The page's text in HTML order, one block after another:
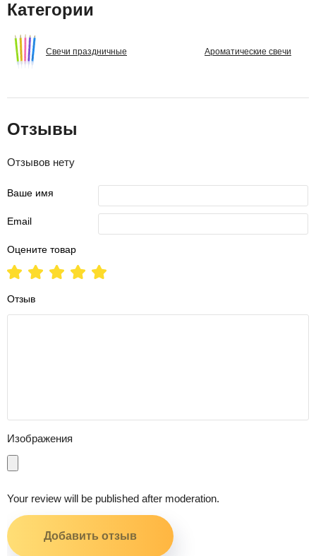
Категории
Свечи праздничные Ароматические свечи
Отзывы
Отзывов нету
Ваше имя
Email
Оцените товар
Отзыв
Изображения
Your review will be published after moderation.